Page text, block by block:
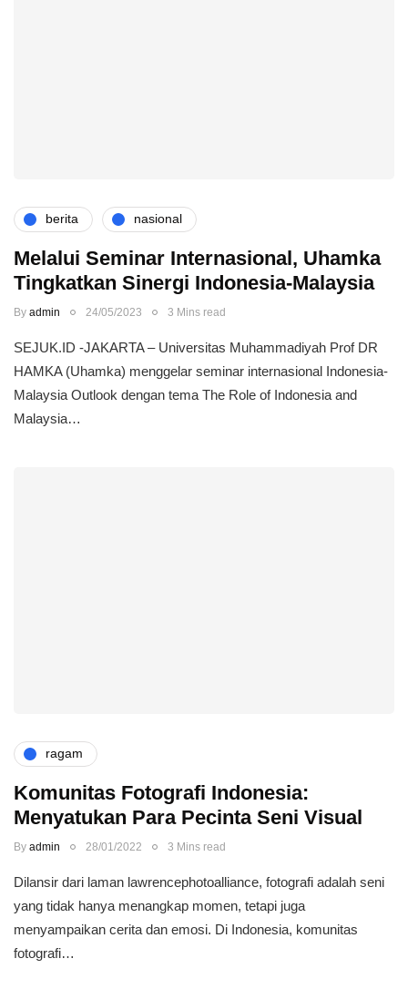
berita nasional
Melalui Seminar Internasional, Uhamka
Tingkatkan Sinergi Indonesia-Malaysia
By admin 24/05/2023 3 Mins read
SEJUK.ID -JAKARTA – Universitas Muhammadiyah Prof DR
HAMKA (Uhamka) menggelar seminar internasional Indonesia-
Malaysia Outlook dengan tema The Role of Indonesia and
Malaysia…
ragam
Komunitas Fotografi Indonesia:
Menyatukan Para Pecinta Seni Visual
By admin 28/01/2022 3 Mins read
Dilansir dari laman lawrencephotoalliance, fotografi adalah seni
yang tidak hanya menangkap momen, tetapi juga
menyampaikan cerita dan emosi. Di Indonesia, komunitas
fotografi…